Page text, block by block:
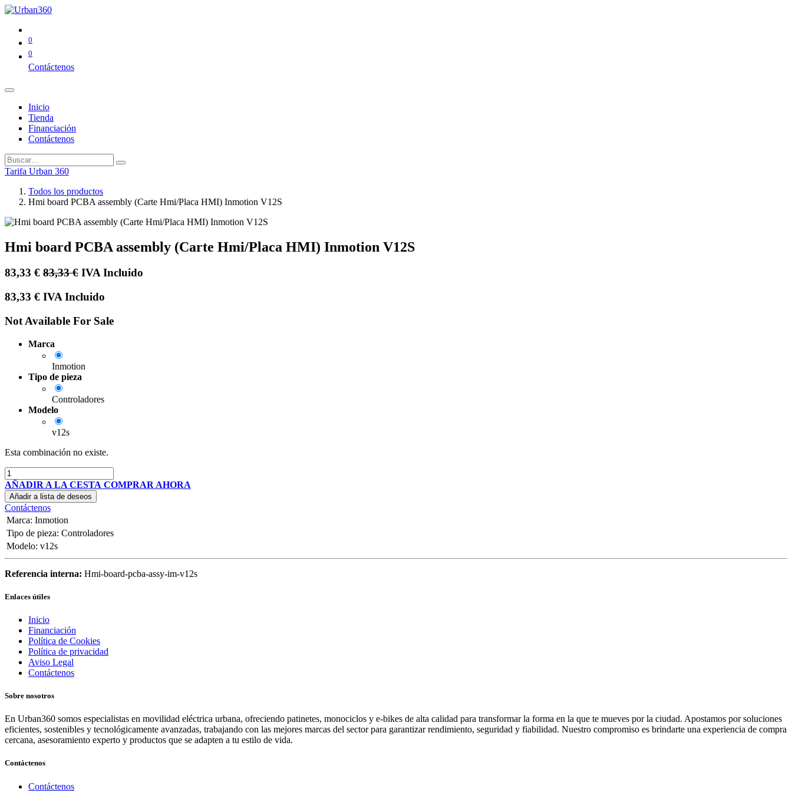
0
0
Contáctenos
Inicio
Tienda
Financiación
Contáctenos
Tarifa Urban 360
Todos los productos
Hmi board PCBA assembly (Carte Hmi/Placa HMI) Inmotion V12S
Hmi board PCBA assembly (Carte Hmi/Placa HMI) Inmotion V12S
83,33 € 83,33€ IVA Incluido
83,33 € IVA Incluido
Not Available For Sale
Marca
Inmotion
Tipo de pieza
Controladores
Modelo
v12s
Esta combinación no existe.
AÑADIR A LA CESTA COMPRAR AHORA
Añadir a lista de deseos
Contáctenos
Marca: Inmotion
Tipo de pieza: Controladores
Modelo: v12s
Referencia interna: Hmi-board-pcba-assy-im-v12s
Enlaces útiles
Inicio
Financiación
Política de Cookies
Política de privacidad
Aviso Legal
Contáctenos
Sobre nosotros
En Urban360 somos especialistas en movilidad eléctrica urbana, ofreciendo patinetes, monociclos y e-bikes de alta calidad para transformar la forma en la que te mueves por la ciudad. Apostamos por soluciones
eficientes, sostenibles y tecnológicamente avanzadas, trabajando con las mejores marcas del sector para garantizar rendimiento, seguridad y fiabilidad. Nuestro compromiso es brindarte una experiencia de compra
cercana, asesoramiento experto y productos que se adapten a tu estilo de vida.
Contáctenos
Contáctenos